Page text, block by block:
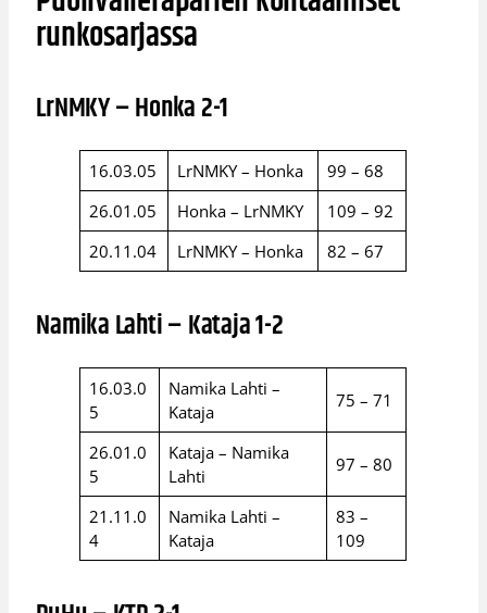
runkosarjassa
LrNMKY – Honka 2-1
16.03.05 LrNMKY – Honka
99 – 68
26.01.05
Honka – LrNMKY
109 – 92
20.11.04
LrNMKY – Honka 82 – 67
Namika Lahti – Kataja 1-2
16.03.0
5
Namika Lahti –
Kataja
75 – 71
26.01.0
5
Kataja – Namika
Lahti
97 – 80
21.11.0
4
Namika Lahti –
Kataja
83 –
109